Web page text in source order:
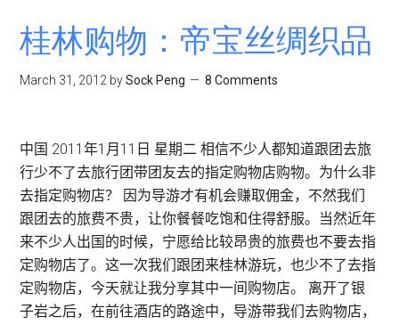
桂林购物：帝宝丝绸织品
March 31, 2012 bySock Peng 8 Comments
中国 2011年1月11日 星期二 相信不少人都知道跟团去旅
行少不了去旅行团带团友去的指定购物店购物。为什么非
去指定购物店？ 因为导游才有机会赚取佣金，不然我们
跟团去的旅费不贵，让你餐餐吃饱和住得舒服。当然近年
来不少人出国的时候，宁愿给比较昂贵的旅费也不要去指
定购物店了。这一次我们跟团来桂林游玩，也少不了去指
定购物店，今天就让我分享其中一间购物店。 离开了银
子岩之后，在前往酒店的路途中，导游带我们去购物店，